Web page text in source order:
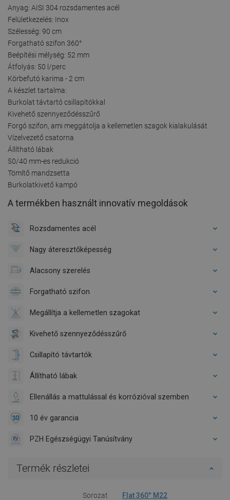
Anyag: AISI 304 rozsdamentes acél
Felületkezelés: Inox
Szélesség: 90 cm
Forgatható szifon 360°
Beépítési mélység: 52 mm
Átfolyás: 50 l/perc
Körbefutó karima - 2 cm
A készlet tartalma:
Burkolat távtartó csillapítókkal
Kivehető szennyeződésszűrő
Forgó szifon, ami meggátolja a kellemetlen szagok kialakulását
Vízelvezető csatorna
Állítható lábak
50/40 mm-es redukció
Tömítő mandzsetta
Burkolatkivető kampó
A termékben használt innovatív megoldások
Rozsdamentes acél
Nagy áteresztőképesség
Alacsony szerelés
Forgatható szifon
Megállítja a kellemetlen szagokat
Kivehető szennyeződésszűrő
Csillapító távtartók
Állítható lábak
Ellenállás a mattulással és korrózióval szemben
10 év garancia
PZH Egészségügyi Tanúsítvány
Termék részletei
Sorozat Flat 360° M22